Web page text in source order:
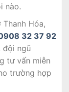
nào.
Hóa,
32 37 92
đội ngũ
tư vấn miễn
trường hợp